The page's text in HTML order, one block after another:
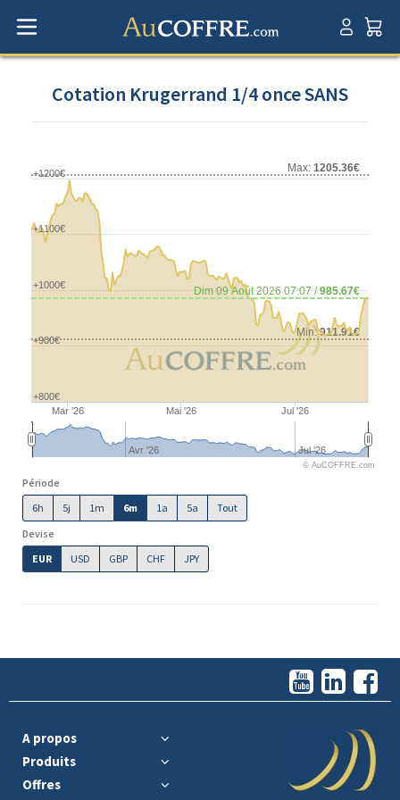
Cotation Krugerrand 1/4 once SANS
Min:911.91€
Max: 1205.36€
Dim 09 Août 2026 07:07 /985.67€
Mar '26 Mai '26 Jul '26
Avr '26 Jul '26
+900€
+1000€
+1100€
+1200€
+800€
© AuCOFFRE.com
Période
6h
5j 1m 6m 1a 5a
Tout
Devise
EUR
USD GBP CHF JPY
A propos
Produits
Offres